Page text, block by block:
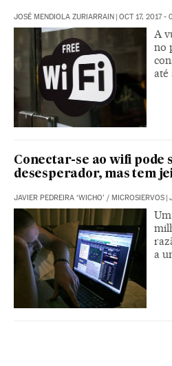
JOSÉ MENDIOLA ZURIARRAIN | OCT 17, 2017 -
A
no
até
Conectar-se ao wifi pode
desesperador, mas tem
JAVIER PEDREIRA ‘WICHO’ / MICROSIERVOS |
a